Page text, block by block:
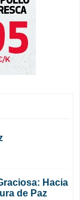
Hacia
de Paz